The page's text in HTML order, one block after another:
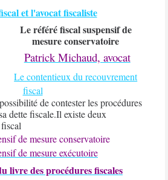
et l'avocat fiscaliste
Le référé fiscal suspensif de
mesure conservatoire
Patrick Michaud, avocat
Le contentieux du recouvrement
fiscal
de contester les procédures
dette fiscale.Il existe deux
de mesure conservatoire
de mesure exécutoire
livre des procédures fiscales